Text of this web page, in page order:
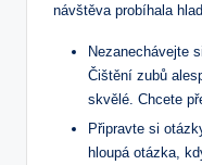
návštěva probíhala
Nezanechávejte
Čištění zubů
skvělé. Chcete
Připravte si
hloupá otázka,